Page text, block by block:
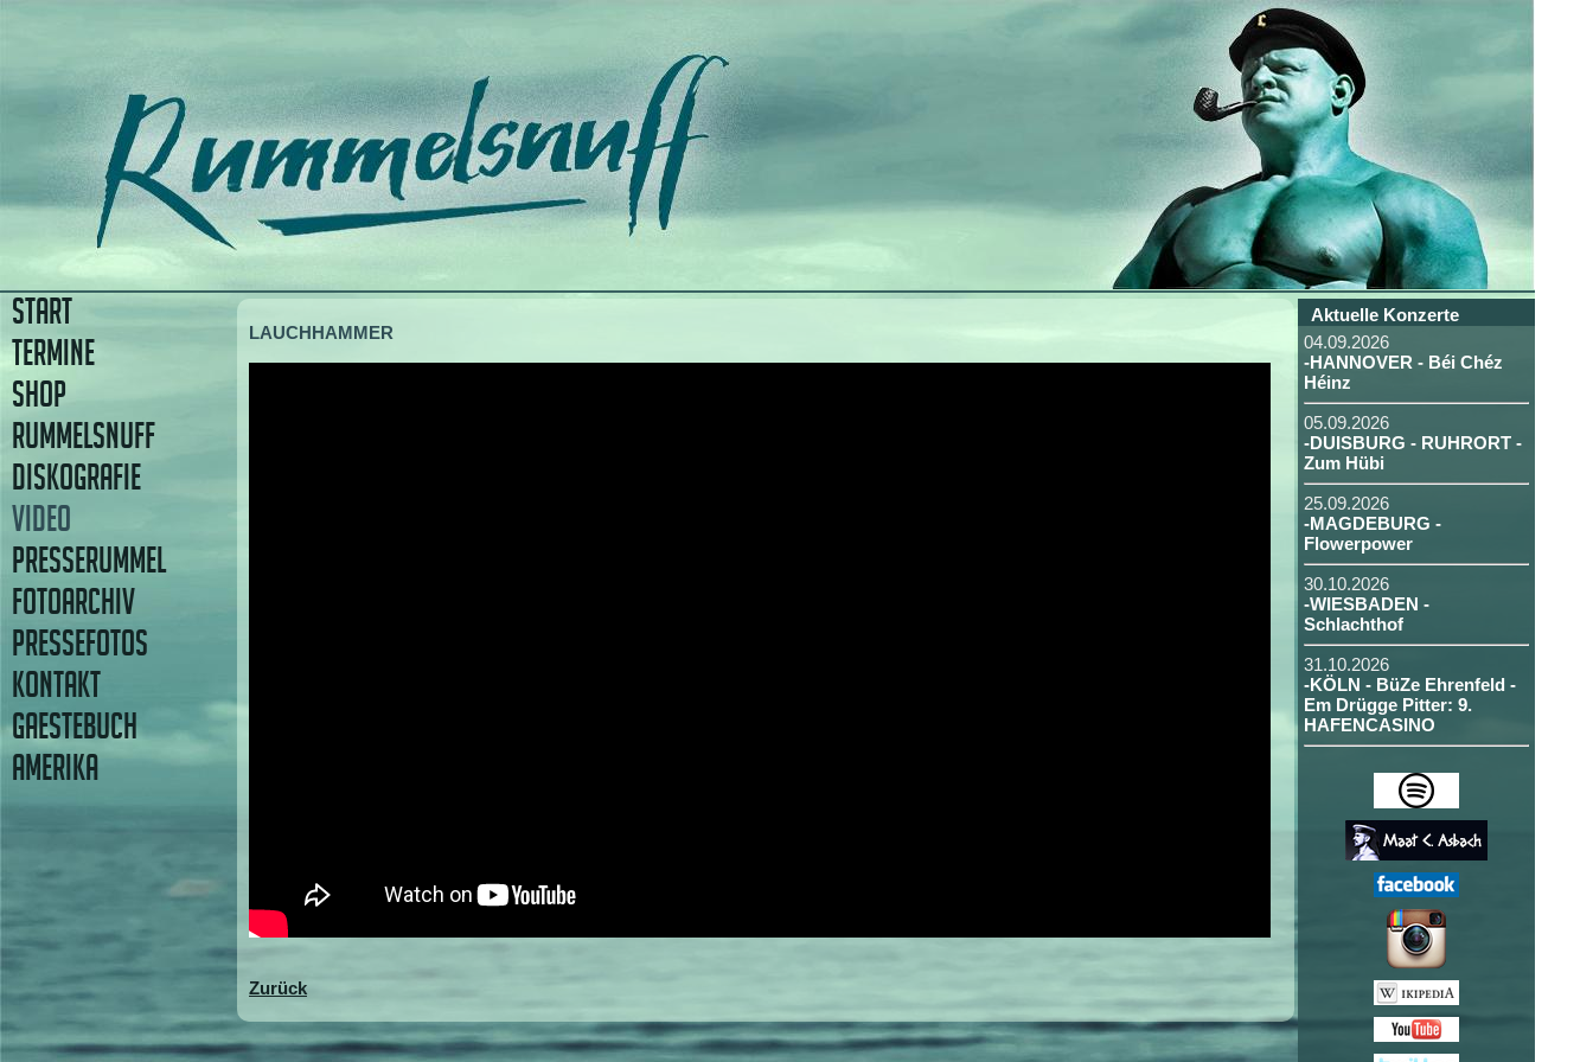
LAUCHHAMMER
Zurück
START
TERMINE
SHOP
RUMMELSNUFF
DISKOGRAFIE
VIDEO
PRESSERUMMEL
FOTOARCHIV
PRESSEFOTOS
KONTAKT
GAESTEBUCH
AMERIKA
Aktuelle Konzerte
04.09.2026
-HANNOVER - Béi Chéz
Héinz
05.09.2026
-DUISBURG - RUHRORT -
Zum Hübi
25.09.2026
-MAGDEBURG -
Flowerpower
30.10.2026
-WIESBADEN -
Schlachthof
31.10.2026
-KÖLN - BüZe Ehrenfeld -
Em Drügge Pitter: 9.
HAFENCASINO